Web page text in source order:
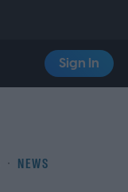
Sign In
NEWS